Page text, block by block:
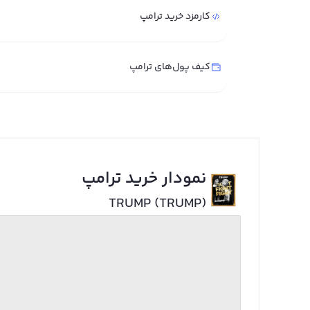
کارمزد خرید ترامپ
کیف پول‌های ترامپ
نمودار خرید ترامپ
TRUMP (TRUMP)